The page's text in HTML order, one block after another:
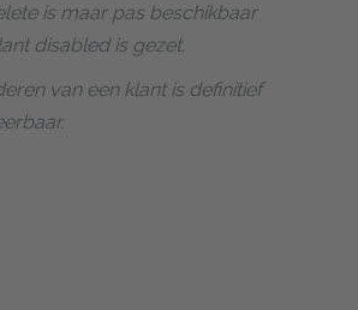
is maar pas beschikbaar
disabled is gezet.
van een klant is definitief